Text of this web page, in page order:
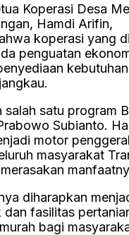
Koperasi Desa
Hamdi Arifin,
koperasi yang
penguatan
salah satu program
Subianto.
motor
masyarakat
diharapkan
fasilitas
bagi